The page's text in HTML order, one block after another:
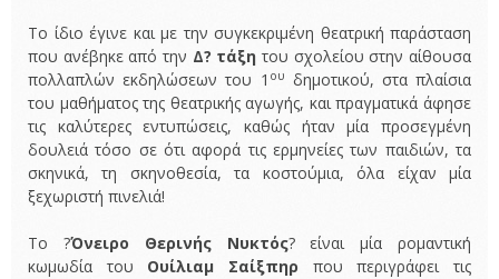
Το ίδιο έγινε και με την συγκεκριμένη θεατρική παράσταση
που ανέβηκε από την Δ? τάξη του σχολείου στην αίθουσα
πολλαπλών εκδηλώσεων του 1 ου δημοτικού, στα πλαίσια
του μαθήματος της θεατρικής αγωγής, και πραγματικά άφησε
τις καλύτερες εντυπώσεις, καθώς ήταν μία προσεγμένη
δουλειά τόσο σε ότι αφορά τις ερμηνείες των παιδιών, τα
σκηνικά, τη σκηνοθεσία, τα κοστούμια, όλα είχαν μία
ξεχωριστή πινελιά!
Το ?Όνειρο Θερινής Νυκτός? είναι μία ρομαντική
κωμωδία του Ουίλιαμ Σαίξπηρ που περιγράφει τις